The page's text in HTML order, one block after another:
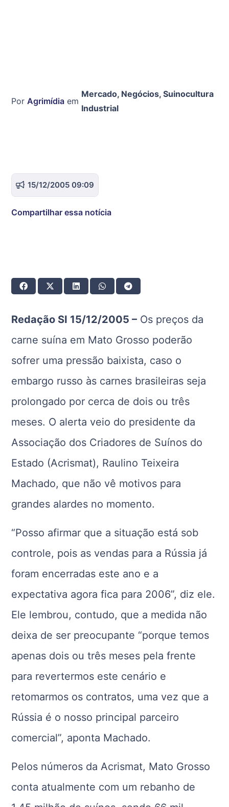
Por Agrimídia em
Mercado, Negócios, Suinocultura
Industrial
15/12/2005 09:09
Compartilhar essa notícia
Redação SI 15/12/2005 – Os preços da
carne suína em Mato Grosso poderão
sofrer uma pressão baixista, caso o
embargo russo às carnes brasileiras seja
prolongado por cerca de dois ou três
meses. O alerta veio do presidente da
Associação dos Criadores de Suínos do
Estado (Acrismat), Raulino Teixeira
Machado, que não vê motivos para
grandes alardes no momento.
“Posso afirmar que a situação está sob
controle, pois as vendas para a Rússia já
foram encerradas este ano e a
expectativa agora fica para 2006”, diz ele.
Ele lembrou, contudo, que a medida não
deixa de ser preocupante “porque temos
apenas dois ou três meses pela frente
para revertermos este cenário e
retomarmos os contratos, uma vez que a
Rússia é o nosso principal parceiro
comercial”, aponta Machado.
Pelos números da Acrismat, Mato Grosso
conta atualmente com um rebanho de